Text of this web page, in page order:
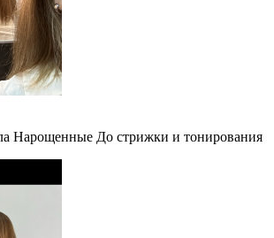
Нарощенные До стрижки и тонирования